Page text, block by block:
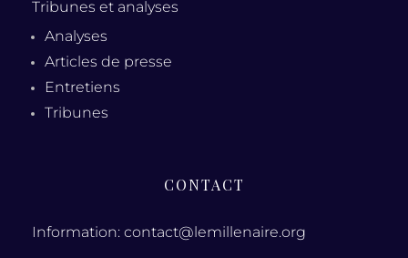
Tribunes et analyses
Analyses
Articles de presse
Entretiens
Tribunes
CONTACT
Information: contact@lemillenaire.org